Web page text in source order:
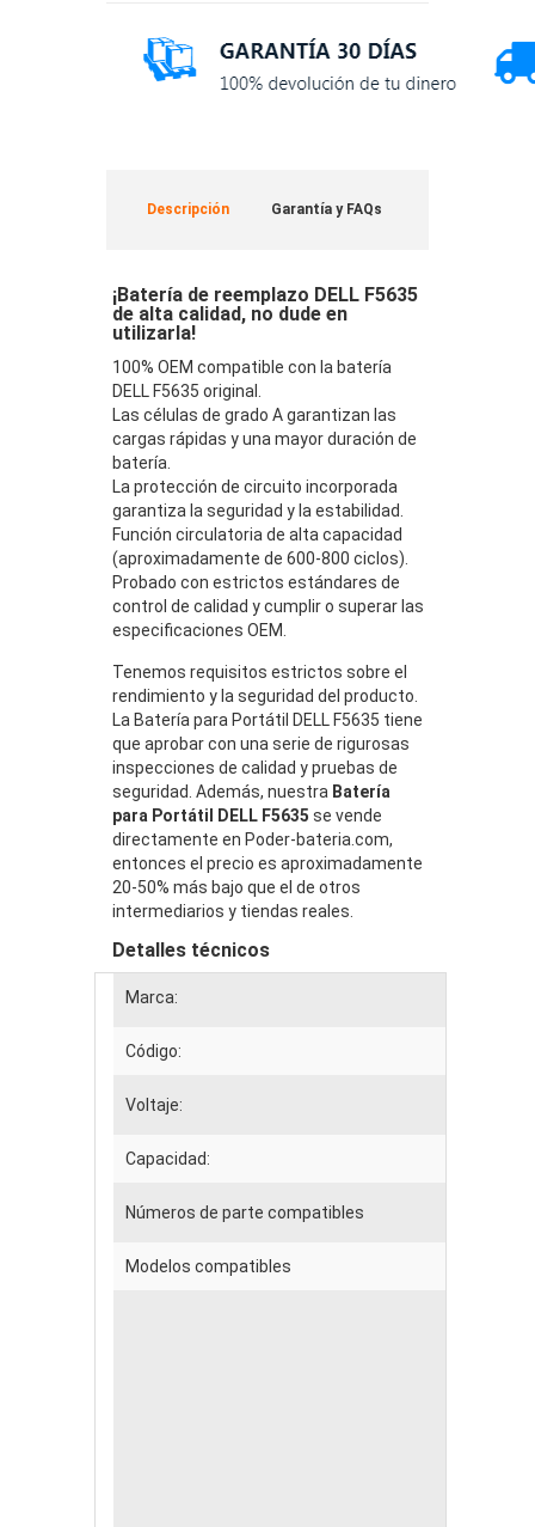
Descripción Garantía y FAQs
¡Batería de reemplazo DELL F5635
de alta calidad, no dude en
utilizarla!
100% OEM compatible con la batería
DELL F5635 original.
Las células de grado A garantizan las
cargas rápidas y una mayor duración de
batería.
La protección de circuito incorporada
garantiza la seguridad y la estabilidad.
Función circulatoria de alta capacidad
(aproximadamente de 600-800 ciclos).
Probado con estrictos estándares de
control de calidad y cumplir o superar las
especificaciones OEM.
Tenemos requisitos estrictos sobre el
rendimiento y la seguridad del producto.
La Batería para Portátil DELL F5635 tiene
que aprobar con una serie de rigurosas
inspecciones de calidad y pruebas de
seguridad. Además, nuestra Batería
para Portátil DELL F5635 se vende
directamente en Poder-bateria.com,
entonces el precio es aproximadamente
20-50% más bajo que el de otros
intermediarios y tiendas reales.
Detalles técnicos
Marca:
Código:
Voltaje:
Capacidad:
Números de parte compatibles
Modelos compatibles